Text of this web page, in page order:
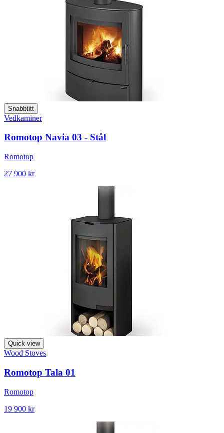
Snabbtitt
Vedkaminer
Romotop Navia 03 - Stål
Romotop
27 900 kr
Quick view
Wood Stoves
Romotop Tala 01
Romotop
19 900 kr